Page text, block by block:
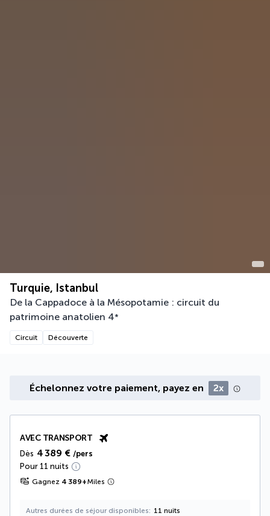
Turquie, Istanbul
De la Cappadoce à la Mésopotamie : circuit du
patrimoine anatolien 4*
Circuit Découverte
Échelonnez votre paiement, payez en 2x
AVEC TRANSPORT
Dès 4 389 € /pers
Pour 11 nuits
Gagnez 4 389+Miles
Autres durées de séjour disponibles 11 nuits